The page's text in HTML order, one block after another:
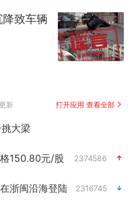
降致车辆
新 打开应用 查看全部
大梁
150.80元/股 2374586
浙闽沿海登陆 2316745